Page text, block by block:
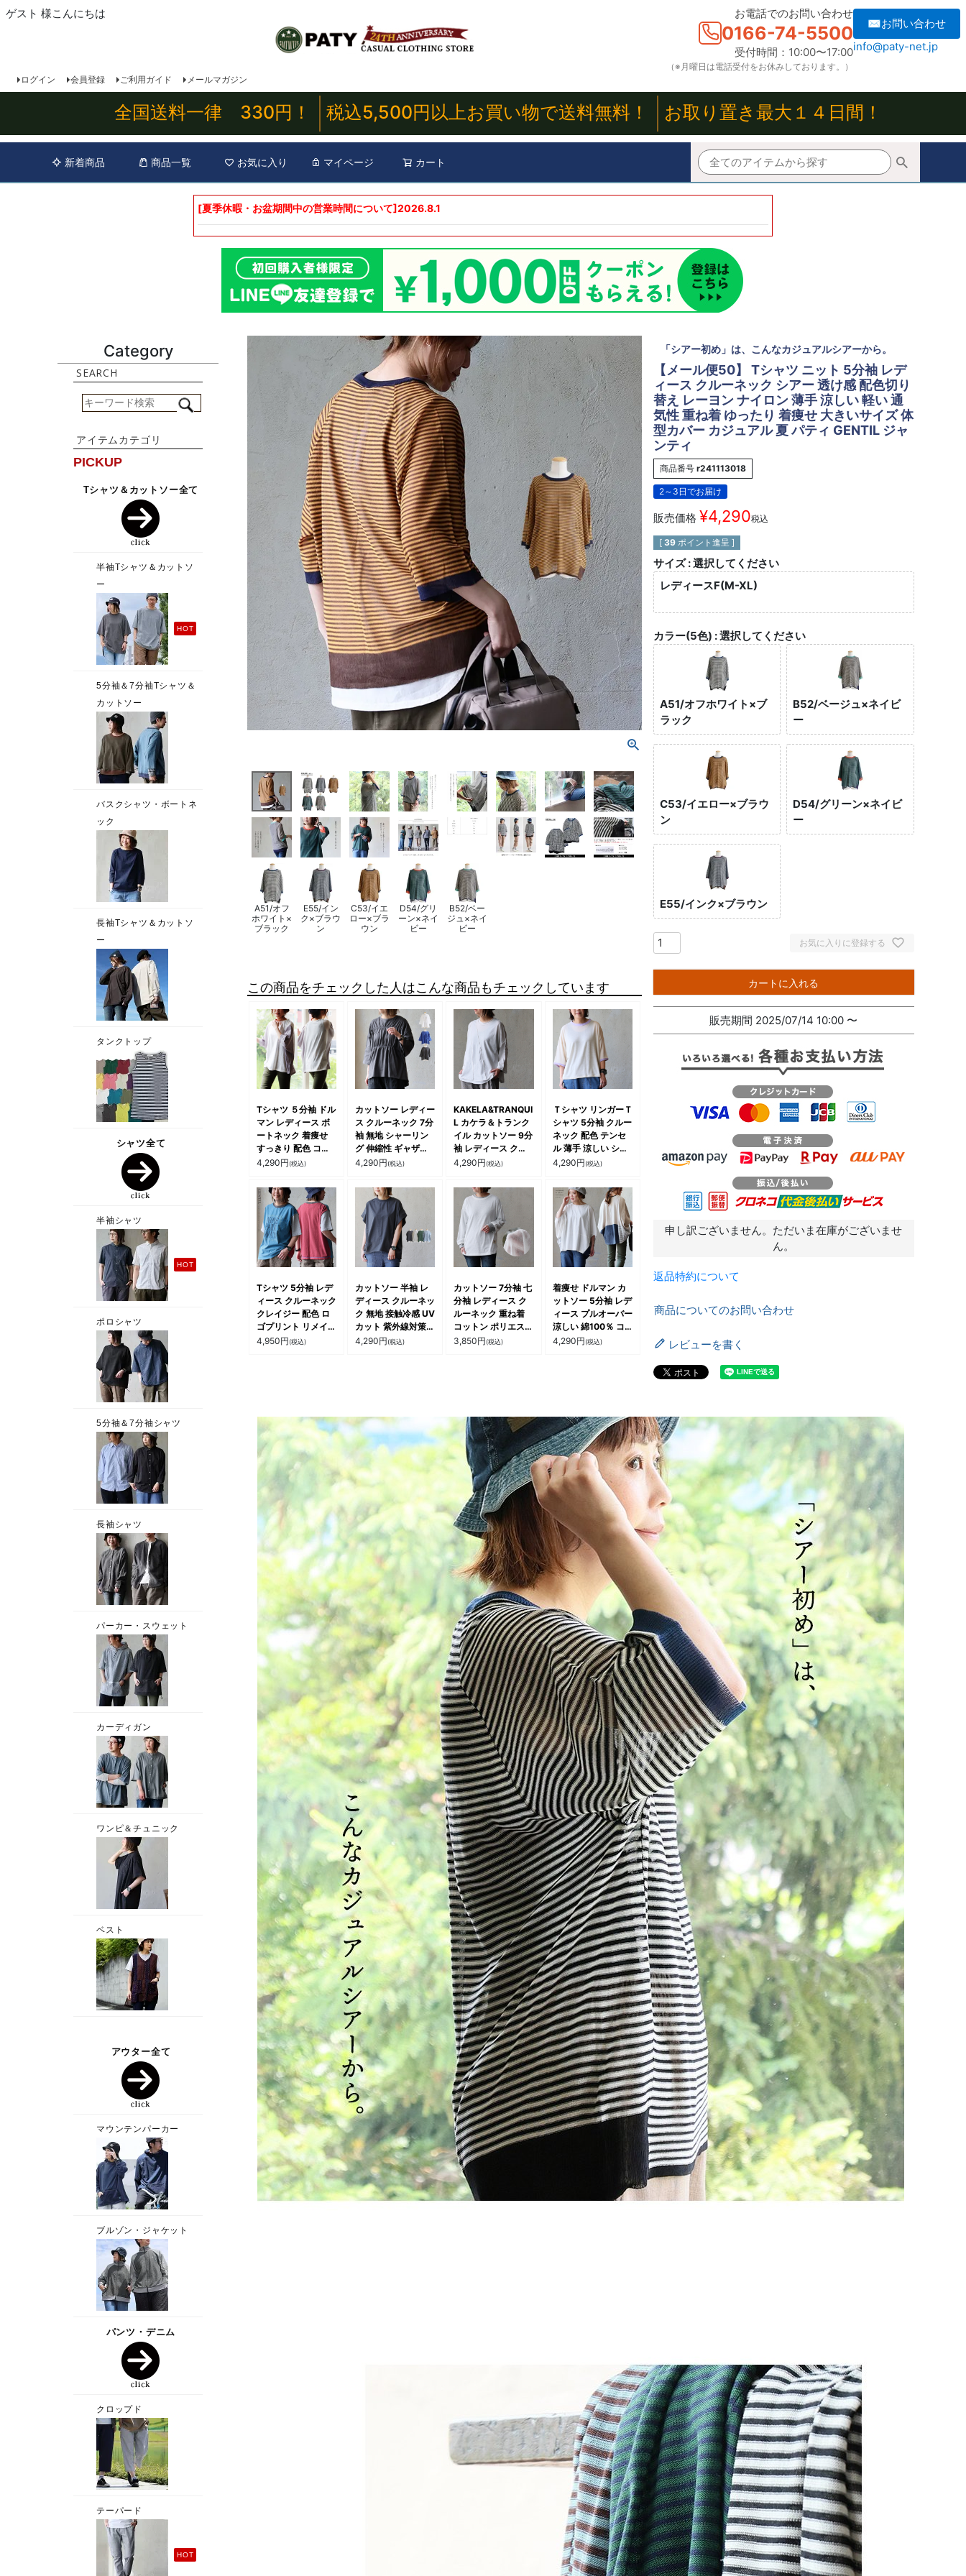
ゲスト 様こんにちは お電話でのお問い合わせ
0166-74-5500
受付時間：10:00〜17:00
（※月曜日は電話受付をお休みしております。）
✉お問い合わせ
info@paty-net.jp
ログイン 会員登録 ご利用ガイド メールマガジン
全国送料一律 330円！ 税込5,500円以上お買い物で送料無料！ お取り置き最大１４日間！
新着商品 商品一覧 お気に入り マイページ カート
[夏季休暇・お盆期間中の営業時間について]2026.8.1
Category
A51/オフ
ホワイト×
ブラック
E55/イン
ク×ブラウ
ン
C53/イエ
ロー×ブラ
ウン
D54/グリ
ーン×ネイ
ビー
B52/ベー
ジュ×ネイ
ビー
この商品をチェックした人はこんな商品もチェックしています
Tシャツ ５分袖 ドル
マン レディース ボ
ートネック 着痩せ
すっきり 配色 コッ
トン ポリエステル
軽い 涼しい 体型カ
バー 大きいサイズ
ゆったり カジュアル
夏 パティ GENTIL
ジャンティ
4,290円(税込)
カットソー レディー
ス クルーネック 7分
袖 無地 シャーリン
グ 伸縮性 ギャザー
綿100 コットン 薄
型カバー 大きいサイ
ズ カジュアル オフ
ィスカジュアル 夏
パティ GENTIL ジャ
ンティ
4,290円(税込)
KAKELA&TRANQUI
L カケラ＆トランク
イル カットソー 9分
袖 レディース クル
ーネック 無地 アシ
綿100 コットン 薄
手 通気性 ゆったり
大きいサイズ 体型カ
バー カジュアル 夏
パティ
4,290円(税込)
Ｔシャツ リンガーＴ
シャツ 5分袖 クルー
ネック 配色 テンセ
ル 薄手 涼しい シア
ー 透け感 軽い 大き
着痩せ すっきり カ
ジュアル 夏 パティ
4,290円(税込)
Tシャツ 5分袖 レデ
ィース クルーネック
クレイジー 配色 ロ
ゴプリント リメイク
綿100 コットン 柔
4,950円(税込)
カットソー 半袖 レ
ディース クルーネッ
ク 無地 接触冷感 UV
カット 紫外線対策
涼しい ひんやり 薄
4,290円(税込)
カットソー 7分袖 七
分袖 レディース ク
ルーネック 重ね着
コットン ポリエステ
ル 無地 裾ラウンド
3,850円(税込)
着痩せ ドルマン カ
ットソー 5分袖 レデ
ィース プルオーバー
涼しい 綿100％ コ
ットン 薄手 異素材
4,290円(税込)
「シアー初め」は、こんなカジュアルシアーから。
【メール便50】 Tシャツ ニット 5分袖 レデ
ィース クルーネック シアー 透け感 配色切り
替え レーヨン ナイロン 薄手 涼しい 軽い 通
気性 重ね着 ゆったり 着痩せ 大きいサイズ 体
型カバー カジュアル 夏 パティ GENTIL ジャ
ンティ
商品番号 r241113018
2～3日でお届け
販売価格 ¥4,290税込
[ 39 ポイント進呈 ]
サイズ 選択してください
レディースF(M-XL)
カラー(5色) 選択してください
A51/オフホワイト×ブ
ラック
B52/ベージュ×ネイビ
ー
C53/イエロー×ブラウ
ン
D54/グリーン×ネイビ
ー
E55/インク×ブラウン
お気に入りに登録する
カートに入れる
販売期間 2025/07/14 10:00 〜
申し訳ございません。ただいま在庫がございませ
ん。
返品特約について
商品についてのお問い合わせ
レビューを書く